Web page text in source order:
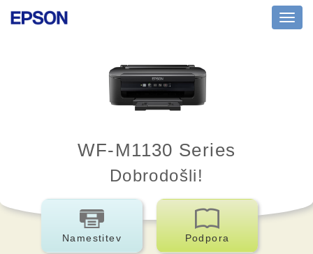
WF-M1130 Series
Dobrodošli!
Namestitev Podpora